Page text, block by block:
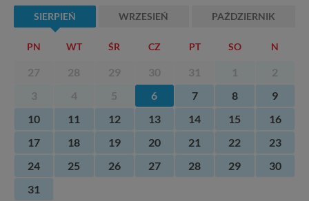
SIERPIEŃ WRZESIEŃ PAŹDZIERNIK
PN WT ŚR CZ PT SO N
27 28 29 30 31 1
2
3
4 5 6 7 8
9
10
11 12 13 14 15
16
17
18 19 20 21 22
23
24
25 26 27 28 29
30
31